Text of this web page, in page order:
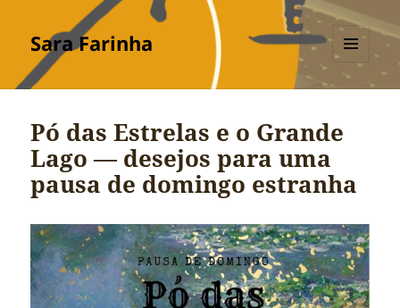
Sara Farinha
MENU
Pó das Estrelas e o Grande
Lago — desejos para uma
pausa de domingo estranha